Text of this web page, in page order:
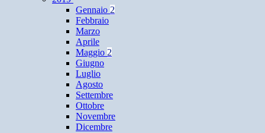
Gennaio 2
Febbraio
Marzo
Aprile
Maggio 2
Giugno
Luglio
Agosto
Settembre
Ottobre
Novembre
Dicembre